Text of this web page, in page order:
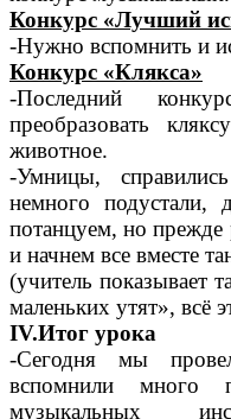
Конкурс «Лучший
-Нужно вспомнить и
Конкурс «Клякса»
-Последний
преобразовать
животное.
-Умницы,
немного подустали,
потанцуем, но
и начнем все вместе
(учитель показывает
маленьких утят», всё
IV.Итог урока
-Сегодня мы
вспомнили много
музыкальных